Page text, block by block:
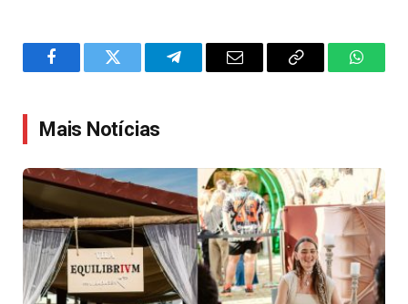
FacebookTwitter TelegramEmail
Copy
Mais Notícias